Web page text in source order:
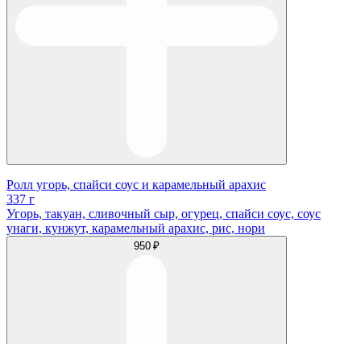
Ролл угорь, спайси соус и карамельный арахис
337 г
Угорь, такуан, сливочный сыр, огурец, спайси соус, соус
унаги, кунжут, карамельный арахис, рис, нори
950 ₽